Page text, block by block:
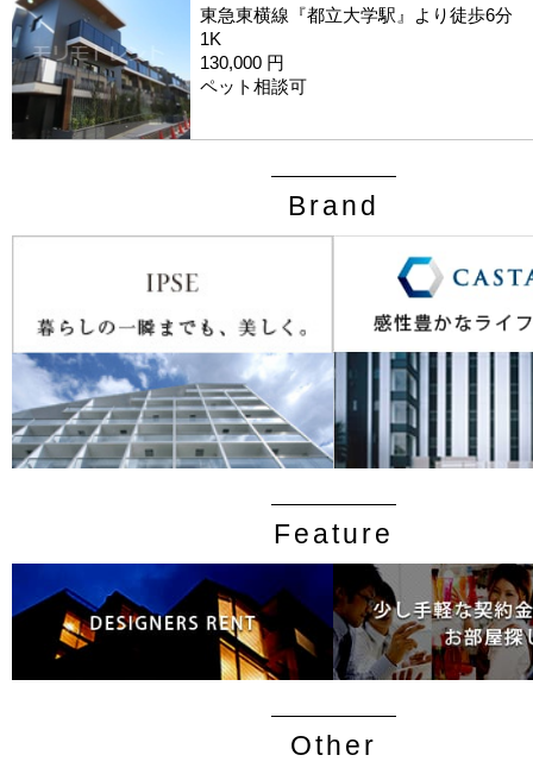
東急東横線『都立大学駅』より徒歩6分
1K
130,000 円
ペット相談可
Brand
Feature
Other